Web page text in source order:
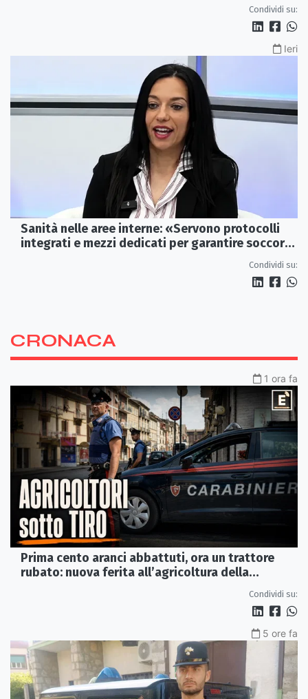
Condividi su:
Ieri
Sanità nelle aree interne: «Servono protocolli
integrati e mezzi dedicati per garantire soccorsi
Condividi su:
CRONACA
1 ora fa
Prima cento aranci abbattuti, ora un trattore
rubato: nuova ferita all’agricoltura della
Condividi su:
5 ore fa